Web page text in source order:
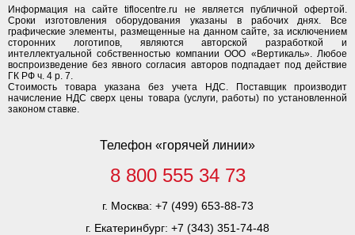
Информация на сайте tiflocentre.ru не является публичной офертой.
Сроки изготовления оборудования указаны в рабочих днях. Все
графические элементы, размещенные на данном сайте, за исключением
сторонних логотипов, являются авторской разработкой и
интеллектуальной собственностью компании ООО «Вертикаль». Любое
воспроизведение без явного согласия авторов подпадает под действие
ГК РФ ч. 4 р. 7.
Стоимость товара указана без учета НДС. Поставщик производит
начисление НДС сверх цены товара (услуги, работы) по установленной
законом ставке.
Телефон «горячей линии»
8 800 555 34 73
г. Москва: +7 (499) 653-88-73
г. Екатеринбург: +7 (343) 351-74-48